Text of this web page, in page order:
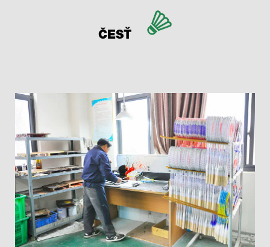
ČESŤ